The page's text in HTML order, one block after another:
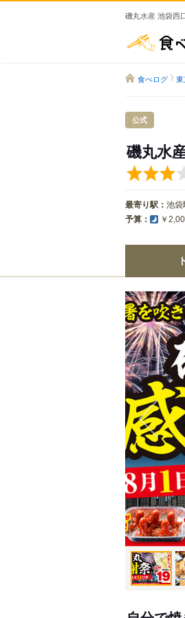
磯丸水産 池袋西
食べログ
公式
磯丸水
最寄り駅： 池袋
予算： ￥